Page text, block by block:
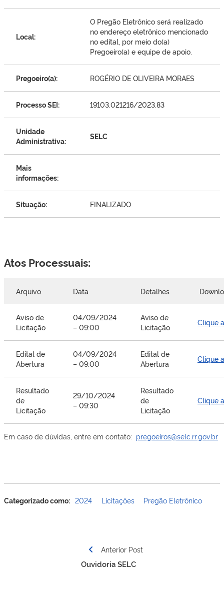
Local:
O Pregão Eletrônico será realizado
no endereço eletrônico mencionado
no edital, por meio do(a)
Pregoeiro(a) e equipe de apoio.
Pregoeiro(a): ROGÉRIO DE OLIVEIRA MORAES
Processo SEI: 19103.021216/2023.83
Unidade
Administrativa:
SELC
Mais
informações:
Situação: FINALIZADO
Atos Processuais:
Arquivo Data Detalhes
Aviso de
Licitação
04/09/2024
– 09:00
Aviso de
Licitação
Clique
Edital de
Abertura
04/09/2024
– 09:00
Edital de
Abertura
Clique
Resultado
de
Licitação
29/10/2024
– 09:30
Resultado
de
Licitação
Clique
Em caso de dúvidas, entre em contato: pregoeiros@selc.rr.gov.br
Categorizado como: 2024 Licitações Pregão Eletrônico
Anterior Post
Ouvidoria SELC